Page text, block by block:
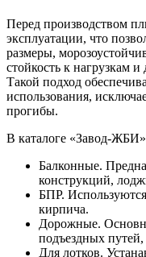
Перед производством
эксплуатации, что
размеры,
стойкость к нагрузкам
Такой подход
использования,
прогибы.
В каталоге «Завод-
Балконные.
конструкций,
БПР.
кирпича.
Дорожные.
подъездных
Для лотков.